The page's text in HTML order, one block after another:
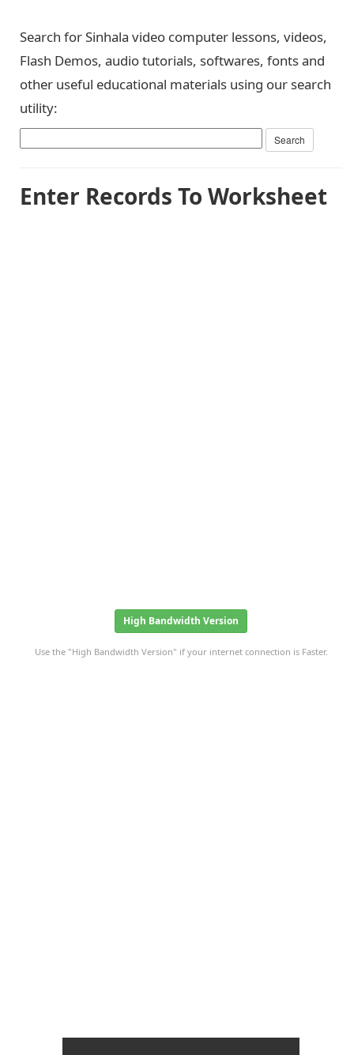
Search for Sinhala video computer lessons, videos,
Flash Demos, audio tutorials, softwares, fonts and
other useful educational materials using our search
utility:
Enter Records To Worksheet
High Bandwidth Version
Use the "High Bandwidth Version" if your internet connection is Faster.